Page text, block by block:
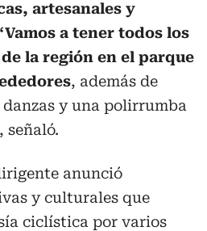
artesanales y
a tener todos los
la región en el parque
, además de
y una polirrumba
señaló.
anunció
y culturales que
ciclística por varios